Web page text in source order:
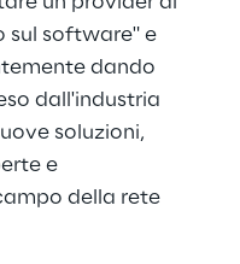
sul software" e
dando
dall'industria
soluzioni,
e
della rete